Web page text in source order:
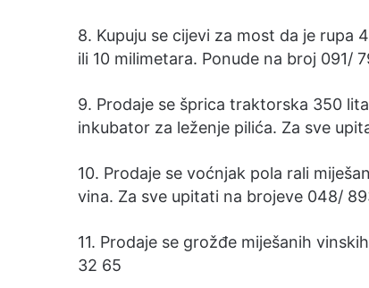
8. Kupuju se cijevi za most da je rupa
ili 10 milimetara. Ponude na broj 091/
9. Prodaje se šprica traktorska 350
inkubator za leženje pilića. Za sve
10. Prodaje se voćnjak pola rali
vina. Za sve upitati na brojeve 048/
11. Prodaje se grožđe miješanih
32 65